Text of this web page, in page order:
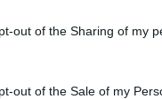
out of the Sharing of my
out of the Sale of my